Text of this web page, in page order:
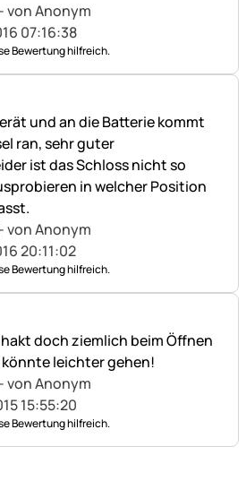
- von Anonym
07:16:38
Bewertung hilfreich.
und an die Batterie kommt
ran, sehr guter
ist das Schloss nicht so
in welcher Position
- von Anonym
20:11:02
Bewertung hilfreich.
doch ziemlich beim Öffnen
könnte leichter gehen!
- von Anonym
15:55:20
Bewertung hilfreich.